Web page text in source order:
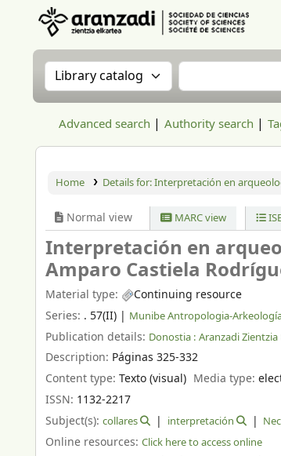
Search the catalog by:Search the
Advanced search Authority search
Home Details for:Interpretación en
Normal view MARC view
Interpretación en
Amparo Castiela
Material type:
Continuing resource
Series: . 57(II) | Munibe Antropologia-
Publication details: Donostia : Aranzadi Zientzia
Description: Páginas 325-332
Content type: Texto (visual) Media type:
ISSN: 1132-2217
Subject(s): collares interpretación
Online resources: Click here to access online